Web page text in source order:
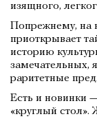
изящного,
По­прежнему, на
приоткрывает
историю
замечательных,
раритетные
Есть и новинки
«круглый